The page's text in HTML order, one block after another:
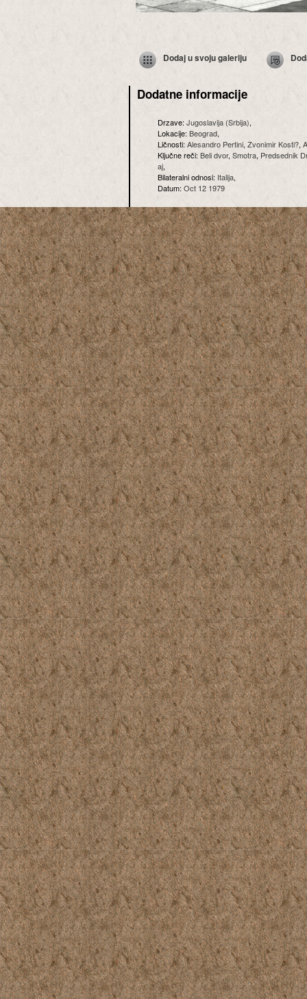
Dodaj u svoju galeriju
Dodatne informacije
Drzave:Jugoslavija (Srbija),
Lokacije:Beograd,
Ličnosti:Alesandro Pertini, Zvonimir Kosti?,
Ključne reči:Beli dvor, Smotra, Predsednik
aj,
Bilateralni odnosi: Italija,
Datum:Oct 12 1979